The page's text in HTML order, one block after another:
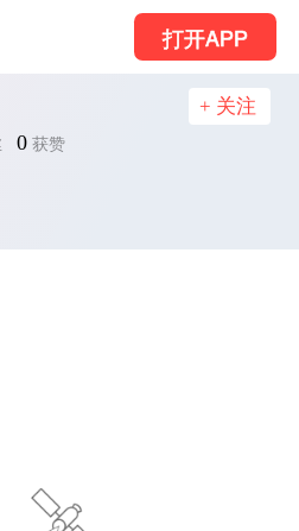
打开APP
0 获赞
+ 关注